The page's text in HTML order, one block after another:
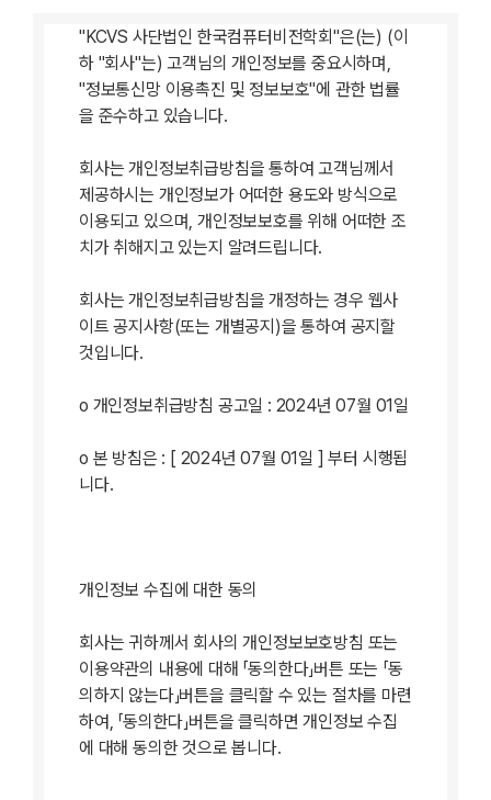
2024 WPC
KCCV
2023
KCCV
2022
KCCV
KCCV2018 KCCV2017
KCCV2016
KCCV2015
KCCV2014
공지사항 학회일정
한국컴퓨터비전학회 소개 학회정관
개인정보처리방침
ALL RIGHT RESERVED.
"KCVS 사단법인 한국컴퓨터비전학회"은(는) (이
하 "회사"는) 고객님의 개인정보를 중요시하며,
"정보통신망 이용촉진 및 정보보호"에 관한 법률
을 준수하고 있습니다.
회사는 개인정보취급방침을 통하여 고객님께서
제공하시는 개인정보가 어떠한 용도와 방식으로
이용되고 있으며, 개인정보보호를 위해 어떠한 조
치가 취해지고 있는지 알려드립니다.
회사는 개인정보취급방침을 개정하는 경우 웹사
이트 공지사항(또는 개별공지)을 통하여 공지할
것입니다.
ο 개인정보취급방침 공고일 : 2024년 07월 01일
ο 본 방침은 : [ 2024년 07월 01일 ] 부터 시행됩
니다.
개인정보 수집에 대한 동의
회사는 귀하께서 회사의 개인정보보호방침 또는
이용약관의 내용에 대해 「동의한다」버튼 또는 「동
의하지 않는다」버튼을 클릭할 수 있는 절차를 마련
하여, 「동의한다」버튼을 클릭하면 개인정보 수집
에 대해 동의한 것으로 봅니다.